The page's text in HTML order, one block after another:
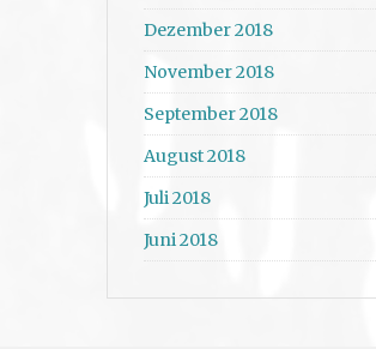
Dezember 2018
November 2018
September 2018
August 2018
Juli 2018
Juni 2018